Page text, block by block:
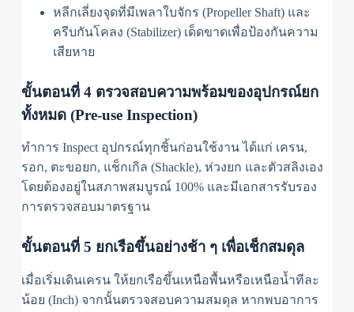
หลีกเลี่ยงจุดที่มีเพลาใบจักร (Propeller Shaft) และ
ครีบกันโคลง (Stabilizer) เด็ดขาดเพื่อป้องกันความ
เสียหาย
ขั้นตอนที่ 4 ตรวจสอบความพร้อมของอุปกรณ์ยก
ทั้งหมด (Pre-use Inspection)
ทำการ Inspect อุปกรณ์ทุกชิ้นก่อนใช้งาน ได้แก่ เครน,
รอก, ตะขอยก, แช็กเกิล (Shackle), ห่วงยก และตัวสลิงเอง
โดยต้องอยู่ในสภาพสมบูรณ์ 100% และมีเอกสารรับรอง
การตรวจสอบมาตรฐาน
ขั้นตอนที่ 5 ยกเรือขึ้นอย่างช้า ๆ เพื่อเช็กสมดุล
เมื่อเริ่มเดินเครน ให้ยกเรือขึ้นเหนือพื้นหรือเหนือน้ำทีละ
น้อย (Inch) จากนั้นตรวจสอบความสมดุล หากพบอาการ